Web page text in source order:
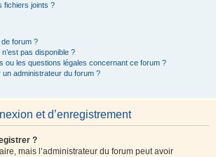
fichiers joints ?
forum ?
pas disponible ?
ou les questions légales concernant ce forum ?
administrateur du forum ?
et d’enregistrement
?
mais l’administrateur du forum peut avoir